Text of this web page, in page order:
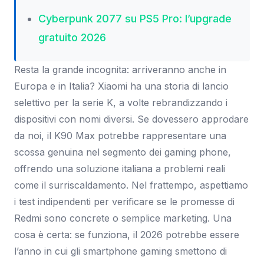
Cyberpunk 2077 su PS5 Pro: l’upgrade
gratuito 2026
Resta la grande incognita: arriveranno anche in
Europa e in Italia? Xiaomi ha una storia di lancio
selettivo per la serie K, a volte rebrandizzando i
dispositivi con nomi diversi. Se dovessero approdare
da noi, il K90 Max potrebbe rappresentare una
scossa genuina nel segmento dei gaming phone,
offrendo una soluzione italiana a problemi reali
come il surriscaldamento. Nel frattempo, aspettiamo
i test indipendenti per verificare se le promesse di
Redmi sono concrete o semplice marketing. Una
cosa è certa: se funziona, il 2026 potrebbe essere
l’anno in cui gli smartphone gaming smettono di